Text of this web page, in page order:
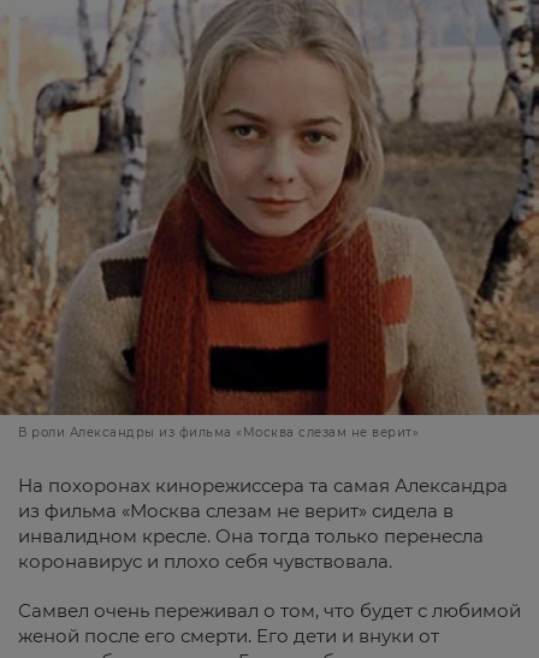
В роли Александры из фильма «Москва слезам не верит»
На похоронах кинорежиссера та самая Александра
из фильма «Москва слезам не верит» сидела в
инвалидном кресле. Она тогда только перенесла
коронавирус и плохо себя чувствовала.
Самвел очень переживал о том, что будет с любимой
женой после его смерти. Его дети и внуки от